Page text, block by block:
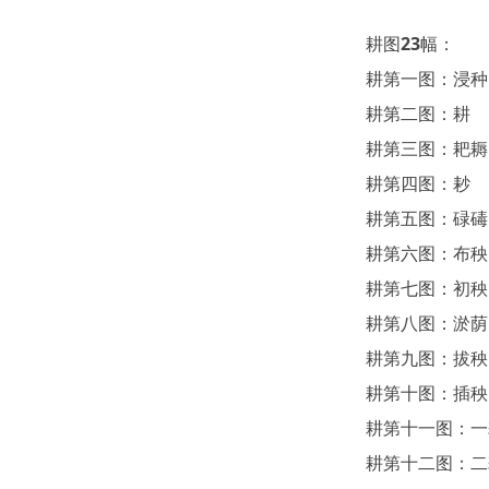
耕图23幅：
耕第一图：浸种
耕第二图：耕
耕第三图：耙耨
耕第四图：耖
耕第五图：碌碡
耕第六图：布秧
耕第七图：初秧
耕第八图：淤荫
耕第九图：拔秧
耕第十图：插秧
耕第十一图：
耕第十二图：